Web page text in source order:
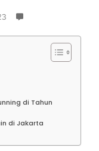
di Tahun
di Jakarta